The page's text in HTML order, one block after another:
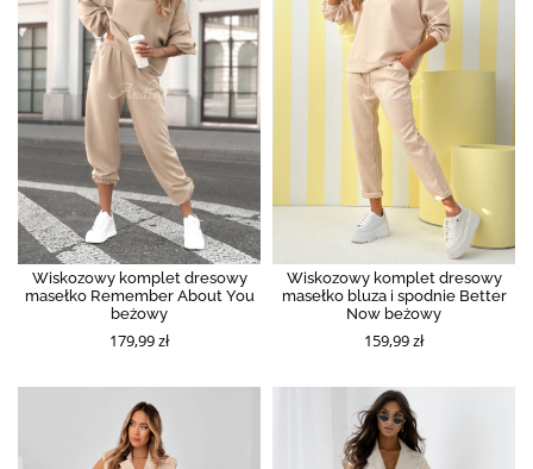
Wiskozowy komplet dresowy
masełko Remember About You
beżowy
179,99 zł
Wiskozowy komplet dresowy
masełko bluza i spodnie Better
Now beżowy
159,99 zł